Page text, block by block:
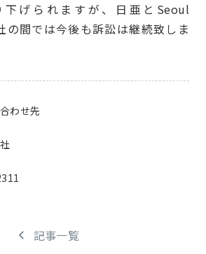
げられますが、日亜とSeoul
間では今後も訴訟は継続致しま
わせ先
記事一覧